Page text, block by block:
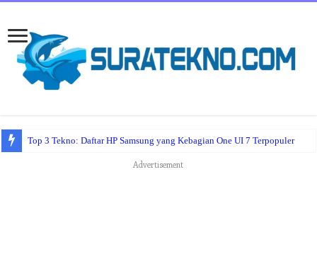
Top 3 Tekno: Daftar HP Samsung yang Kebagian One UI 7 Terpopuler
Advertisement